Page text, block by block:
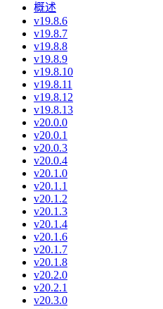
概述
v19.8.6
v19.8.7
v19.8.8
v19.8.9
v19.8.10
v19.8.11
v19.8.12
v19.8.13
v20.0.0
v20.0.1
v20.0.3
v20.0.4
v20.1.0
v20.1.1
v20.1.2
v20.1.3
v20.1.4
v20.1.6
v20.1.7
v20.1.8
v20.2.0
v20.2.1
v20.3.0